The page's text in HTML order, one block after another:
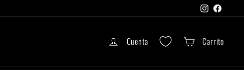
Instagram
Cuenta Carrito